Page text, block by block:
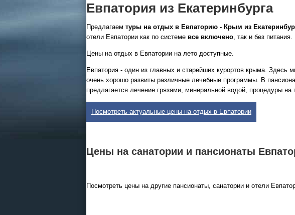
Все виды отдыха в России
Самые популярные:
Автобусные туры на черное
море.
Соль-Илецк автобусом.
Великий Устюгна 2027
Евпатория из Екатеринбурга
Предлагаем туры на отдых в Евпаторию - Крым из
отели Евпатории как по системе все включено , так и без
Цены на отдых в Евпатории на лето доступные.
Евпатория - один из главных и старейших курортов крыма. Здесь
очень хорошо развиты различные лечебные программы. В
предлагается лечение грязями, минеральной водой, процедуры
Посмотреть актуальные цены на отдых в Евпатории
Цены на санатории и пансионаты
Посмотреть цены на другие пансионаты, санатории и отели